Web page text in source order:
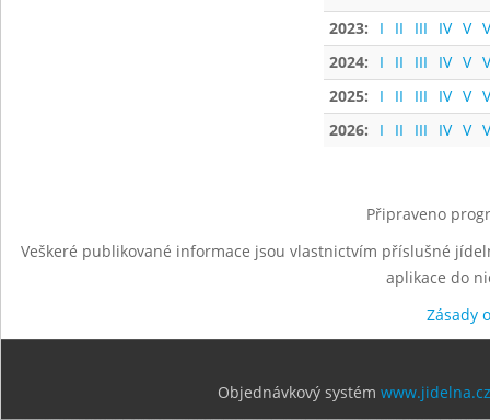
2023:
I II III IV V
2024:
I II III IV V
2025:
I II III IV V
2026:
I II III IV V
Připraveno
Veškeré publikované informace jsou vlastnictvím příslušné
aplikace do
Zásady
Objednávkový systém www.jidelna.cz